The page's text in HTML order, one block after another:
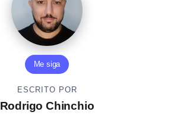
Me siga
ESCRITO POR
Rodrigo Chinchio